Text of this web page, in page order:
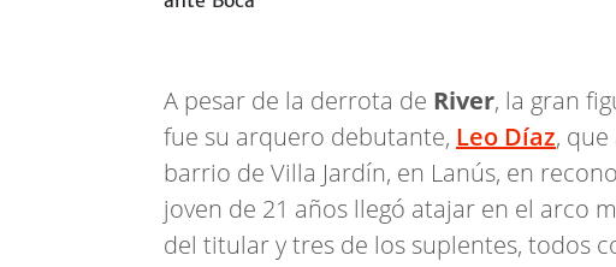
A pesar de la derrota de River, la gran
fue su arquero debutante, Leo Díaz,
barrio de Villa Jardín, en Lanús, en
joven de 21 años llegó atajar en el arco
del titular y tres de los suplentes, todos